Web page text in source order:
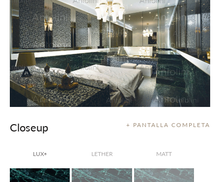
+ PANTALLA COMPLETA
Closeup
LUX® LETHER MATT